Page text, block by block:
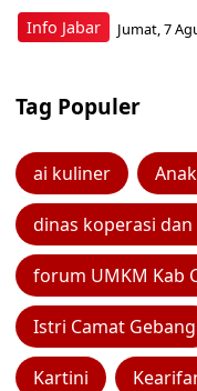
Info Jabar Jumat, 7
Tag Populer
ai kuliner
dinas koperasi dan
forum UMKM Kab
Istri Camat Gebang
Kartini